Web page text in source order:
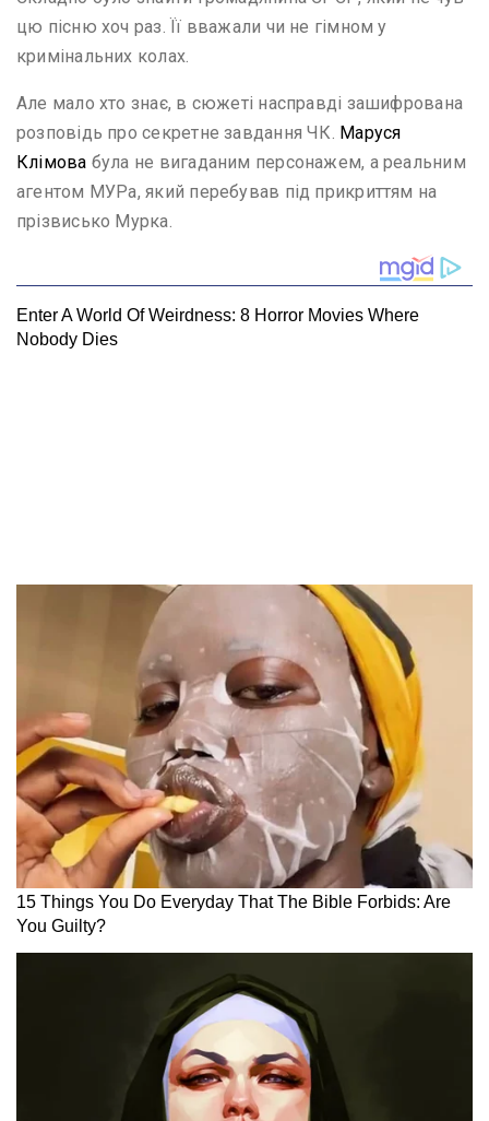
цю пісню хоч раз. Її вважали чи не гімном у
кримінальних колах.
Але мало хто знає, в сюжеті насправді зашифрована
розповідь про секретне завдання ЧК. Маруся
Клімова була не вигаданим персонажем, а реальним
агентом МУРа, який перебував під прикриттям на
прізвисько Мурка.